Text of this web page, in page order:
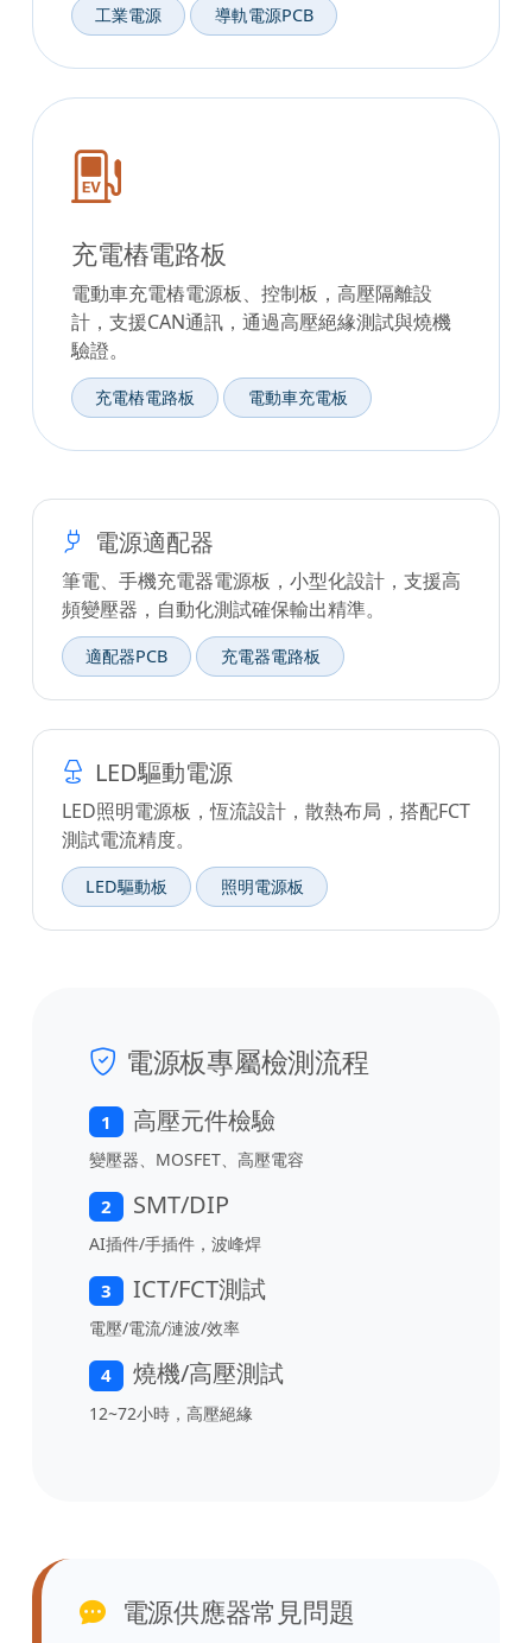
工業電源 導軌電源PCB
充電樁電路板
電動車充電樁電源板、控制板，高壓隔離設
計，支援CAN通訊，通過高壓絕緣測試與燒機
驗證。
充電樁電路板 電動車充電板
電源適配器
筆電、手機充電器電源板，小型化設計，支援高
頻變壓器，自動化測試確保輸出精準。
適配器PCB 充電器電路板
LED驅動電源
LED照明電源板，恆流設計，散熱布局，搭配FCT
測試電流精度。
LED驅動板 照明電源板
電源板專屬檢測流程
1 高壓元件檢驗
變壓器、MOSFET、高壓電容
2 SMT/DIP
AI插件/手插件，波峰焊
3 ICT/FCT測試
電壓/電流/漣波/效率
4 燒機/高壓測試
12~72小時，高壓絕緣
電源供應器常見問題